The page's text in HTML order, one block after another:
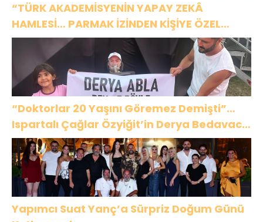
“TÜRK AKADEMİSYENİN YAPAY ZEKÂ
HAMLESİ… PARMAK İZİNDEN KİŞİYE ÖZEL
ANALİZ”
“Doktorlar 20 Yaşını Göremez Demişti”…
Ispartalı Çağlar Özyiğit’in Derya Bedavacı
Buluşması Duygulandırdı
Yapımcı Suat Yanç’a Sürpriz Doğum Günü